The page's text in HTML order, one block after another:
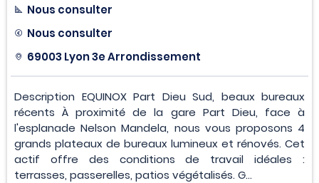
Nous consulter
Nous consulter
69003 Lyon 3e Arrondissement
Description EQUINOX Part Dieu Sud, beaux bureaux
récents À proximité de la gare Part Dieu, face à
l'esplanade Nelson Mandela, nous vous proposons 4
grands plateaux de bureaux lumineux et rénovés. Cet
actif offre des conditions de travail idéales :
terrasses, passerelles, patios végétalisés. G...